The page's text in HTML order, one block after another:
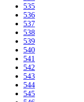
535
536
537
538
539
540
541
542
543
544
545